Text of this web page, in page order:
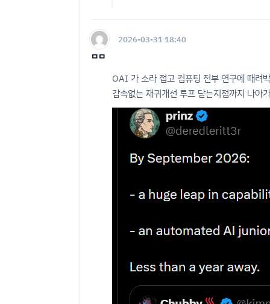
ㅁㅁ
2026-03-31 18:40
OAI 가 소라 접고 컴퓨팅 전부 연구에 때려
감속없는 재귀개선 루프 닫는지점까지 나